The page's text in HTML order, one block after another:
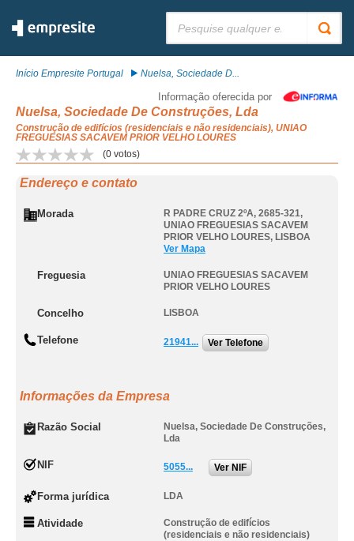
Início Empresite Portugal Nuelsa, Sociedade D...
Informação oferecida por
Nuelsa, Sociedade De Construções, Lda
Construção de edifícios (residenciais e não residenciais), UNIAO
FREGUESIAS SACAVEM PRIOR VELHO LOURES
(0 votos)
Endereço e contato
Morada R PADRE CRUZ 2ºA, 2685-321,
UNIAO FREGUESIAS SACAVEM
PRIOR VELHO LOURES, LISBOA
Ver Mapa
Freguesia
UNIAO FREGUESIAS SACAVEM
PRIOR VELHO LOURES
Concelho LISBOA
Telefone 21941... Ver Telefone
Informações da Empresa
Razão Social
Nuelsa, Sociedade De Construções,
Lda
NIF 5055... Ver NIF
Forma jurídica LDA
Atividade
Construção de edifícios
(residenciais e não residenciais)